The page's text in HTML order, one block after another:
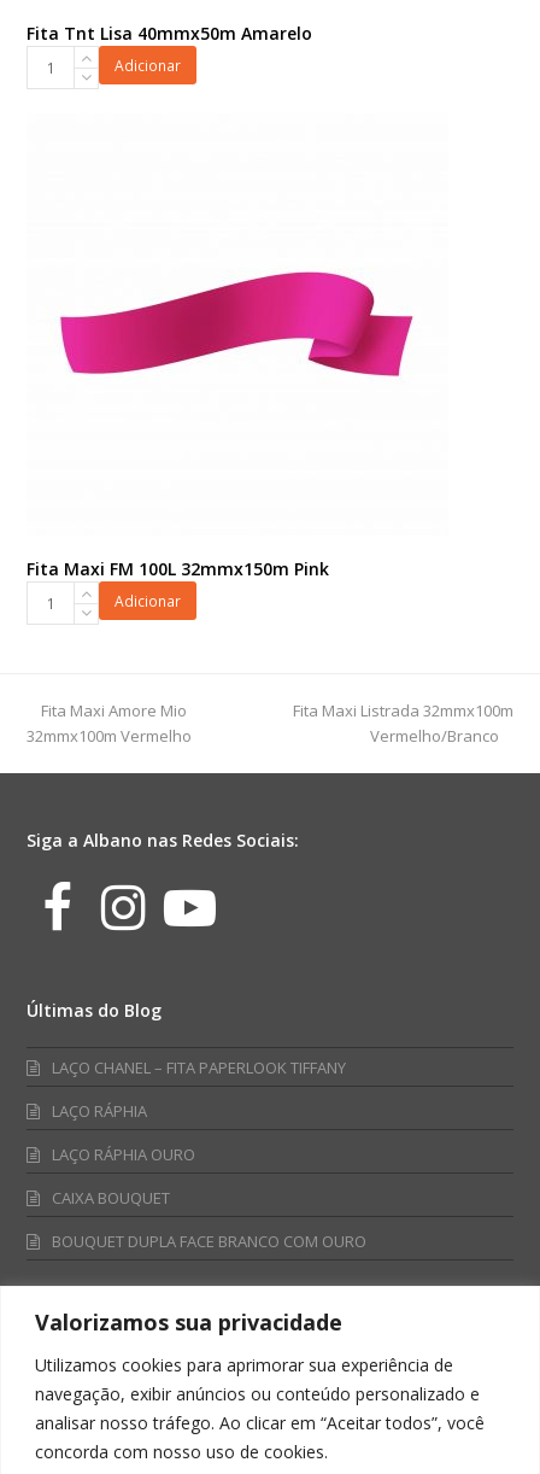
Valorizamos sua privacidade
Utilizamos cookies para aprimorar sua experiência de
navegação, exibir anúncios ou conteúdo personalizado e
analisar nosso tráfego. Ao clicar em “Aceitar todos”, você
concorda com nosso uso de cookies.
Fita Tnt Lisa 40mmx50m Amarelo
Adicionar
Fita Maxi FM 100L 32mmx150m Pink
Pink
quantidade
Adicionar
previous
post:
Fita Maxi Amore Mio
32mmx100m Vermelho
next
Fita Maxi Listrada 32mmx100m
Vermelho/Branco
Siga a Albano nas Redes Sociais:
Facebook
Instagram
Youtube
Últimas do Blog
LAÇO CHANEL – FITA PAPERLOOK TIFFANY
LAÇO RÁPHIA
LAÇO RÁPHIA OURO
CAIXA BOUQUET
BOUQUET DUPLA FACE BRANCO COM OURO
Fale Conosco
0800 701 4866
televendas@albano.com.br
SAC: